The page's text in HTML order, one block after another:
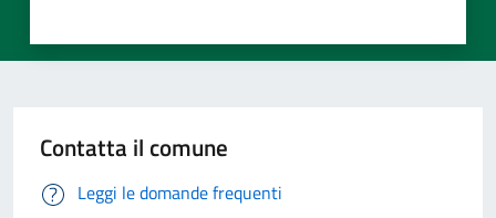
Contatta il comune
Leggi le domande frequenti